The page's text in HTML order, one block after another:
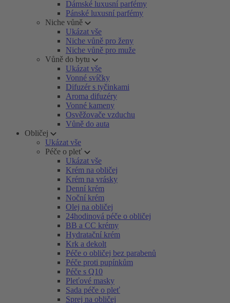
Dámské luxusní parfémy
Pánské luxusní parfémy
Niche vůně
Ukázat vše
Niche vůně pro ženy
Niche vůně pro muže
Vůně do bytu
Ukázat vše
Vonné svíčky
Difuzér s tyčinkami
Aroma difuzéry
Vonné kameny
Osvěžovače vzduchu
Vůně do auta
Obličej
Ukázat vše
Péče o pleť
Ukázat vše
Krém na obličej
Krém na vrásky
Denní krém
Noční krém
Olej na obličej
24hodinová péče o obličej
BB a CC krémy
Hydratační krém
Krk a dekolt
Péče o obličej bez parabenů
Péče proti pupínkům
Péče s Q10
Pleťové masky
Sada péče o pleť
Sprej na obličej